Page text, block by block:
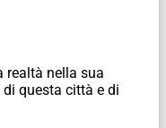
realtà nella sua
questa città e di